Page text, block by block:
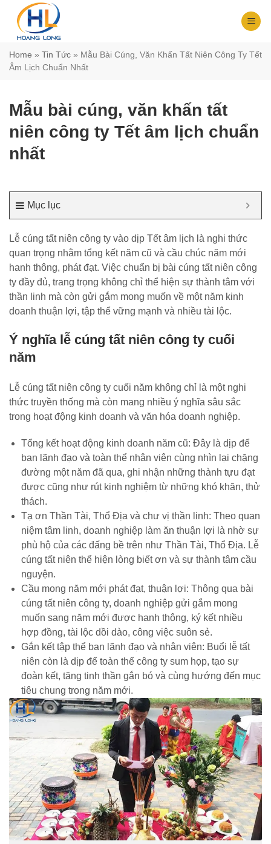
Chuyển
dungHome » Tin Tức » Mẫu Bài Cúng, Văn Khấn Tất Niên Công Ty Tết
Âm Lịch Chuẩn Nhất
Mẫu bài cúng, văn khấn tất
niên công ty Tết âm lịch chuẩn
nhất
Mục lục
Lễ cúng tất niên công ty vào dịp Tết âm lịch là nghi thức
quan trọng nhằm tổng kết năm cũ và cầu chúc năm mới
hanh thông, phát đạt. Việc chuẩn bị bài cúng tất niên công
ty đầy đủ, trang trọng không chỉ thể hiện sự thành tâm với
thần linh mà còn gửi gắm mong muốn về một năm kinh
doanh thuận lợi, tập thể vững mạnh và nhiều tài lộc.
Ý nghĩa lễ cúng tất niên công ty cuối
năm
Lễ cúng tất niên công ty cuối năm không chỉ là một nghi
thức truyền thống mà còn mang nhiều ý nghĩa sâu sắc
trong hoạt động kinh doanh và văn hóa doanh nghiệp.
Tổng kết hoạt động kinh doanh năm cũ: Đây là dịp để
ban lãnh đạo và toàn thể nhân viên cùng nhìn lại chặng
đường một năm đã qua, ghi nhận những thành tựu đạt
được cũng như rút kinh nghiệm từ những khó khăn, thử
thách.
Tạ ơn Thần Tài, Thổ Địa và chư vị thần linh: Theo quan
niệm tâm linh, doanh nghiệp làm ăn thuận lợi là nhờ sự
phù hộ của các đấng bề trên như Thần Tài, Thổ Địa. Lễ
cúng tất niên thể hiện lòng biết ơn và sự thành tâm cầu
nguyện.
Cầu mong năm mới phát đạt, thuận lợi: Thông qua bài
cúng tất niên công ty, doanh nghiệp gửi gắm mong
muốn sang năm mới được hanh thông, ký kết nhiều
hợp đồng, tài lộc dồi dào, công việc suôn sẻ.
Gắn kết tập thể ban lãnh đạo và nhân viên: Buổi lễ tất
niên còn là dịp để toàn thể công ty sum họp, tạo sự
đoàn kết, tăng tinh thần gắn bó và cùng hướng đến mục
tiêu chung trong năm mới.